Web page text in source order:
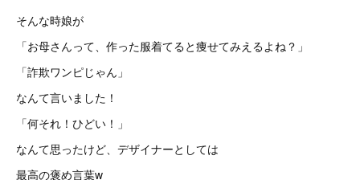
そんな時娘が
「お母さんって、作った服着てると痩せてみえるよね？」
「詐欺ワンピじゃん」
なんて言いました！
「何それ！ひどい！」
なんて思ったけど、デザイナーとしては
最高の褒め言葉w